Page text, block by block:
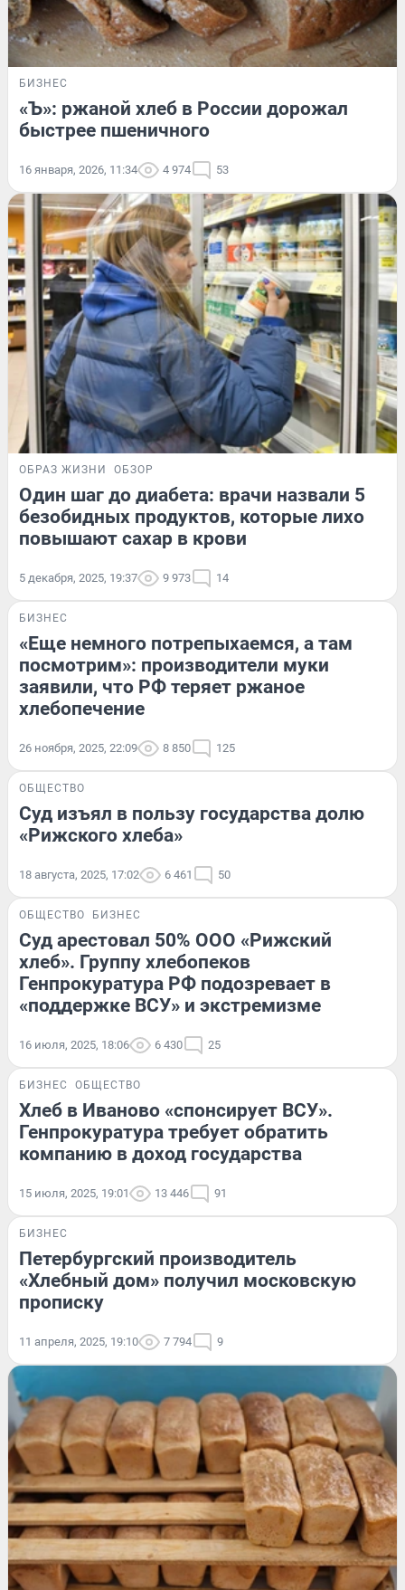
БИЗНЕС
«Ъ»: ржаной хлеб в России дорожал
быстрее пшеничного
16 января, 2026, 11:34 4 974 53
ОБРАЗ ЖИЗНИ ОБЗОР
Один шаг до диабета: врачи назвали 5
безобидных продуктов, которые лихо
повышают сахар в крови
5 декабря, 2025, 19:37 9 973 14
БИЗНЕС
«Еще немного потрепыхаемся, а там
посмотрим»: производители муки
заявили, что РФ теряет ржаное
хлебопечение
26 ноября, 2025, 22:09 8 850 125
ОБЩЕСТВО
Суд изъял в пользу государства долю
«Рижского хлеба»
18 августа, 2025, 17:02 6 461 50
ОБЩЕСТВО БИЗНЕС
Суд арестовал 50% ООО «Рижский
хлеб». Группу хлебопеков
Генпрокуратура РФ подозревает в
«поддержке ВСУ» и экстремизме
16 июля, 2025, 18:06 6 430 25
БИЗНЕС ОБЩЕСТВО
Хлеб в Иваново «спонсирует ВСУ».
Генпрокуратура требует обратить
компанию в доход государства
15 июля, 2025, 19:01 13 446 91
БИЗНЕС
Петербургский производитель
«Хлебный дом» получил московскую
прописку
11 апреля, 2025, 19:10 7 794 9